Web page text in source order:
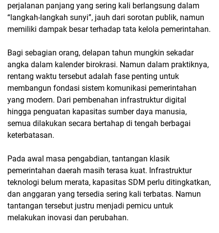
perjalanan panjang yang sering kali berlangsung dalam
“langkah-langkah sunyi”, jauh dari sorotan publik, namun
memiliki dampak besar terhadap tata kelola pemerintahan.
Bagi sebagian orang, delapan tahun mungkin sekadar
angka dalam kalender birokrasi. Namun dalam praktiknya,
rentang waktu tersebut adalah fase penting untuk
membangun fondasi sistem komunikasi pemerintahan
yang modern. Dari pembenahan infrastruktur digital
hingga penguatan kapasitas sumber daya manusia,
semua dilakukan secara bertahap di tengah berbagai
keterbatasan.
Pada awal masa pengabdian, tantangan klasik
pemerintahan daerah masih terasa kuat. Infrastruktur
teknologi belum merata, kapasitas SDM perlu ditingkatkan,
dan anggaran yang tersedia sering kali terbatas. Namun
tantangan tersebut justru menjadi pemicu untuk
melakukan inovasi dan perubahan.